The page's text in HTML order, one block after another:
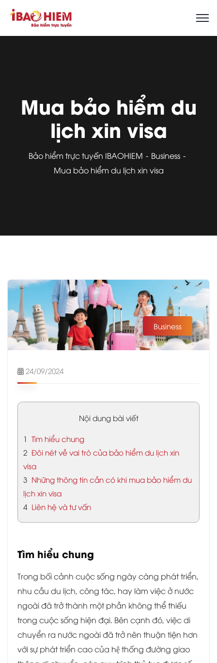
Mua bảo hiểm du
lịch xin visa
Bảo hiểm trực tuyến IBAOHIEM
Business
Mua bảo hiểm du lịch xin visa
Business
24/09/2024
Nội dung bài viết
1 Tìm hiểu chung
2 Đôi nét về vai trò của bảo hiểm du lịch xin
visa
3 Những thông tin cần có khi mua bảo hiểm du
lịch xin visa
4 Liên hệ và tư vấn
Tìm hiểu chung
Trong bối cảnh cuộc sống ngày càng phát triển,
nhu cầu du lịch, công tác, hay làm việc ở nước
ngoài đã trở thành một phần không thể thiếu
trong cuộc sống hiện đại. Bên cạnh đó, việc di
chuyển ra nước ngoài đã trở nên thuận tiện hơn
với sự phát triển cao của hệ thống đường giao